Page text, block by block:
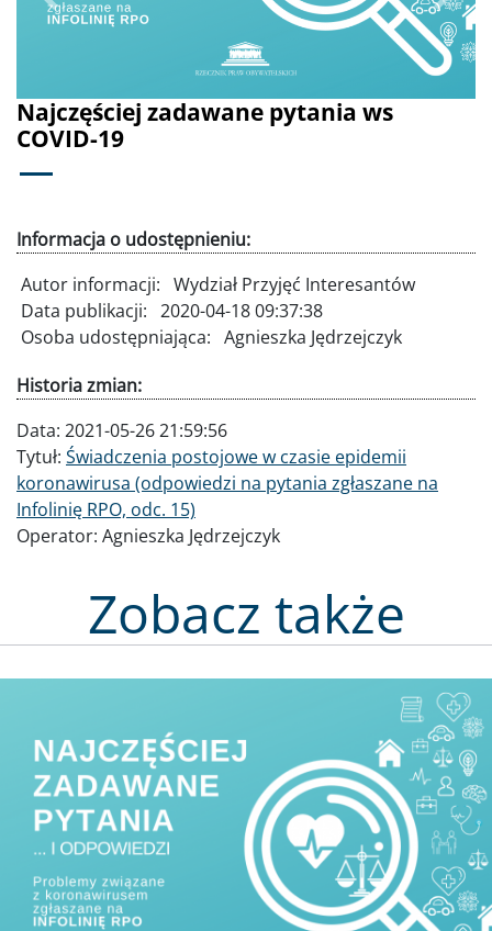
Najczęściej zadawane pytania ws
COVID-19
Poprzednie Dalej
Informacja o udostępnieniu:
Autor informacji: Wydział Przyjęć Interesantów
Data publikacji: 2020-04-18 09:37:38
Osoba udostępniająca: Agnieszka Jędrzejczyk
Historia zmian:
Data: 2021-05-26 21:59:56
Tytuł: Świadczenia postojowe w czasie epidemii
koronawirusa (odpowiedzi na pytania zgłaszane na
Infolinię RPO, odc. 15)
Operator: Agnieszka Jędrzejczyk
Zobacz także